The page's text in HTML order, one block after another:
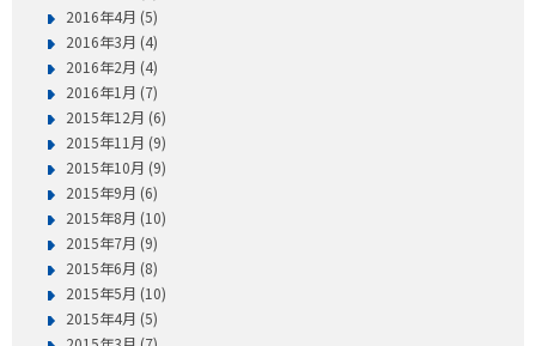
2016年4月 (5)
2016年3月 (4)
2016年2月 (4)
2016年1月 (7)
2015年12月 (6)
2015年11月 (9)
2015年10月 (9)
2015年9月 (6)
2015年8月 (10)
2015年7月 (9)
2015年6月 (8)
2015年5月 (10)
2015年4月 (5)